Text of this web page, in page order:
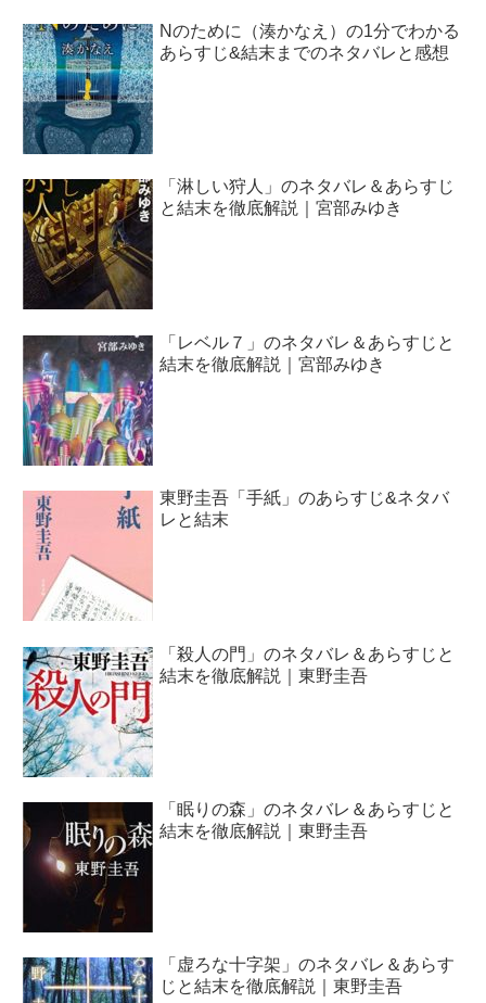
Nのために（湊かなえ）の1分でわかる
あらすじ&結末までのネタバレと感想
「淋しい狩人」のネタバレ＆あらすじ
と結末を徹底解説｜宮部みゆき
「レベル７」のネタバレ＆あらすじと
結末を徹底解説｜宮部みゆき
東野圭吾「手紙」のあらすじ&ネタバ
レと結末
「殺人の門」のネタバレ＆あらすじと
結末を徹底解説｜東野圭吾
「眠りの森」のネタバレ＆あらすじと
結末を徹底解説｜東野圭吾
「虚ろな十字架」のネタバレ＆あらす
じと結末を徹底解説｜東野圭吾